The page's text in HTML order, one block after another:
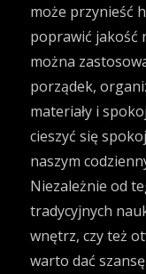
może przynieść
poprawić jakość
można
porządek,
materiały i
cieszyć się
naszym
Niezależnie od
tradycyjnych
wnętrz, czy też
warto dać